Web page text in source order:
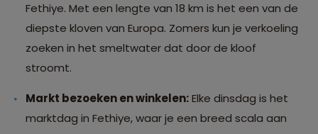
Fethiye. Met een lengte van 18 km is het een van de
diepste kloven van Europa. Zomers kun je verkoeling
zoeken in het smeltwater dat door de kloof
stroomt.
Markt bezoeken en winkelen:Elke dinsdag is het
marktdag in Fethiye, waar je een breed scala aan